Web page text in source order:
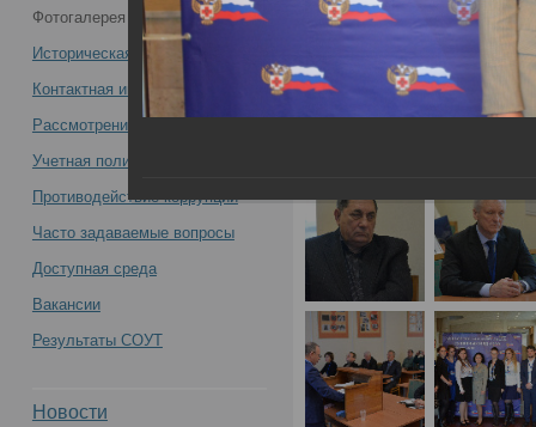
Фотогалерея
Историческая справка
Контактная информация
Рассмотрение обращений
Учетная политика учреждения
Противодействие коррупции
Часто задаваемые вопросы
Доступная среда
Вакансии
Результаты СОУТ
Новости